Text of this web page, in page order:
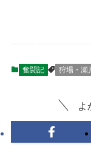
奮闘記 狩場・瀬
よ